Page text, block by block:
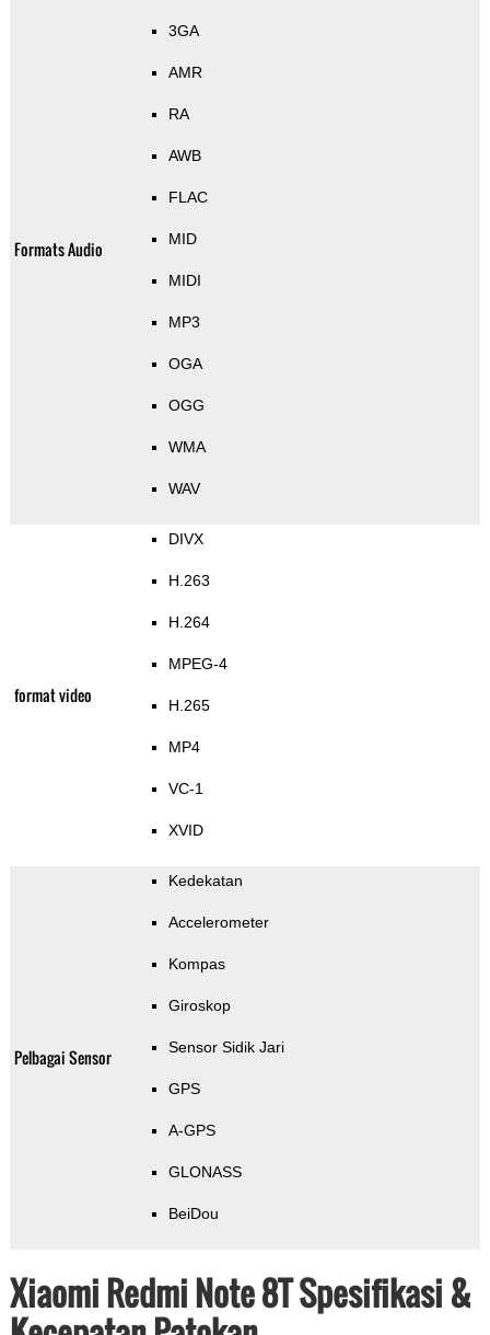
Formats Audio
3GA
AMR
RA
AWB
FLAC
MID
MIDI
MP3
OGA
OGG
WMA
WAV
format video
DIVX
H.263
H.264
MPEG-4
H.265
MP4
VC-1
XVID
Pelbagai Sensor
Kedekatan
Accelerometer
Kompas
Giroskop
Sensor Sidik Jari
GPS
A-GPS
GLONASS
BeiDou
Xiaomi Redmi Note 8T Spesifikasi &